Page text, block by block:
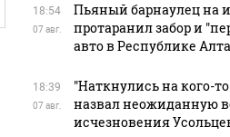
18:54
07 авг.
Пьяный барнаулец на
протаранил забор и
авто в Республике
18:39
07 авг.
"Наткнулись на кого-
назвал неожиданную
исчезновения